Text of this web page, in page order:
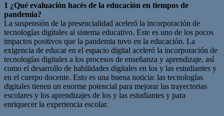
1 ¿Qué evaluación hacés de la educación en tiempos de
pandemia?
La suspensión de la presencialidad aceleró la incorporación de
tecnologías digitales al sistema educativo. Este es uno de los pocos
impactos positivos que la pandemia tuvo en la educación. La
exigencia de educar en el espacio digital aceleró la incorporación de
tecnologías digitales a los procesos de enseñanza y aprendizaje, así
como el desarrollo de habilidades digitales en los y las estudiantes y
en el cuerpo docente. Esto es una buena noticia: las tecnologías
digitales tienen un enorme potencial para mejorar las trayectorias
escolares y los aprendizajes de los y las estudiantes y para
enriquecer la experiencia escolar.